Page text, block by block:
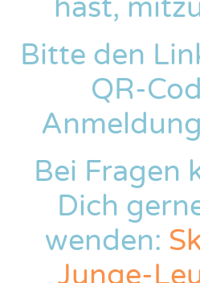
hast,
Bitte den
QR-
Bei Fragen
Dich
wenden:
Junge-